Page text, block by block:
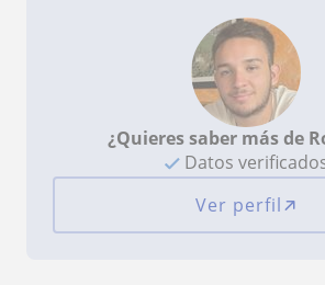
¿Quieres saber más de
Datos
Ver perfil